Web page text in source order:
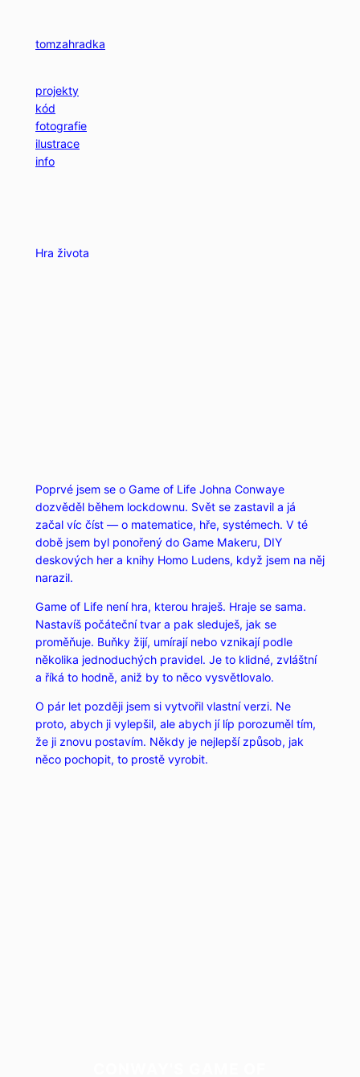
obsahtomzahradka
projekty
kód
fotografie
ilustrace
info
Hra života
Poprvé jsem se o Game of Life Johna Conwaye
dozvěděl během lockdownu. Svět se zastavil a já
začal víc číst — o matematice, hře, systémech. V té
době jsem byl ponořený do Game Makeru, DIY
deskových her a knihy Homo Ludens, když jsem na něj
narazil.
Game of Life není hra, kterou hraješ. Hraje se sama.
Nastavíš počáteční tvar a pak sleduješ, jak se
proměňuje. Buňky žijí, umírají nebo vznikají podle
několika jednoduchých pravidel. Je to klidné, zvláštní
a říká to hodně, aniž by to něco vysvětlovalo.
O pár let později jsem si vytvořil vlastní verzi. Ne
proto, abych ji vylepšil, ale abych jí líp porozuměl tím,
že ji znovu postavím. Někdy je nejlepší způsob, jak
něco pochopit, to prostě vyrobit.